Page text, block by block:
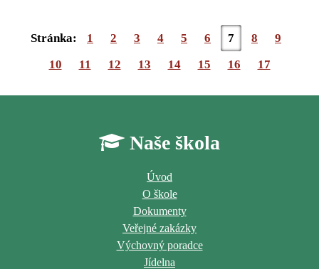
Stránka: 1 2 3 4 5 6 7 8
9
10
11 12 13 14 15 16 17
Naše škola
Úvod
O škole
Dokumenty
Veřejné zakázky
Výchovný poradce
Jídelna